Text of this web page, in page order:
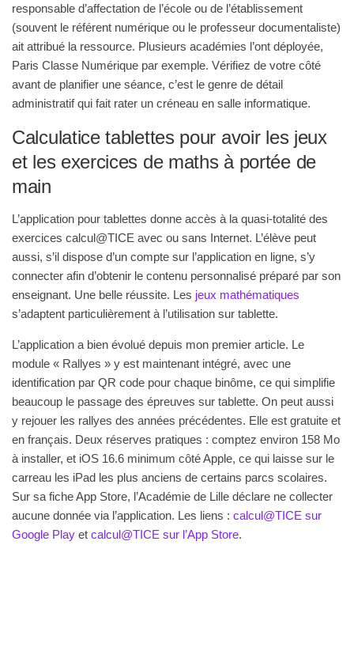
responsable d’affectation de l’école ou de l’établissement
(souvent le référent numérique ou le professeur documentaliste)
ait attribué la ressource. Plusieurs académies l’ont déployée,
Paris Classe Numérique par exemple. Vérifiez de votre côté
avant de planifier une séance, c’est le genre de détail
administratif qui fait rater un créneau en salle informatique.
Calculatice tablettes pour avoir les jeux
et les exercices de maths à portée de
main
L’application pour tablettes donne accès à la quasi-totalité des
exercices calcul@TICE avec ou sans Internet. L’élève peut
aussi, s’il dispose d’un compte sur l’application en ligne, s’y
connecter afin d’obtenir le contenu personnalisé préparé par son
enseignant. Une belle réussite. Les jeux mathématiques
s’adaptent particulièrement à l’utilisation sur tablette.
L’application a bien évolué depuis mon premier article. Le
module « Rallyes » y est maintenant intégré, avec une
identification par QR code pour chaque binôme, ce qui simplifie
beaucoup le passage des épreuves sur tablette. On peut aussi
y rejouer les rallyes des années précédentes. Elle est gratuite et
en français. Deux réserves pratiques : comptez environ 158 Mo
à installer, et iOS 16.6 minimum côté Apple, ce qui laisse sur le
carreau les iPad les plus anciens de certains parcs scolaires.
Sur sa fiche App Store, l’Académie de Lille déclare ne collecter
aucune donnée via l’application. Les liens : calcul@TICE sur
Google Play et calcul@TICE sur l’App Store.